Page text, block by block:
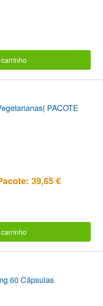
PACOTE
39,65 €
60 Cápsulas